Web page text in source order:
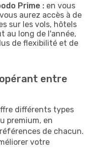
Prime : en vous
aurez accès à de
sur les vols, hôtels
au long de l'année,
de flexibilité et de
entre
différents types
premium, en
de chacun.
votre